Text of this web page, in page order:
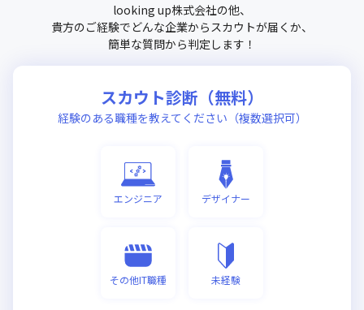
looking up株式会社の他、
貴方のご経験でどんな企業からスカウトが届くか、
簡単な質問から判定します！
スカウト診断（無料）
経験のある職種を教えてください（複数選択可）
エンジニア デザイナー
その他IT職種 未経験